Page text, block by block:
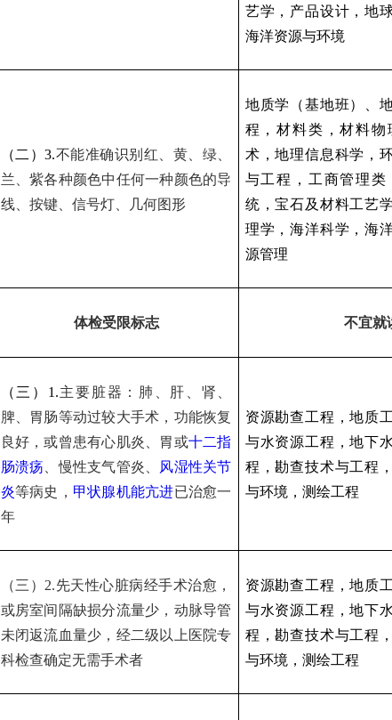
艺学，产品设计，地
海洋资源与环境
（二）3.不能准确识别红、黄、绿、
兰、紫各种颜色中任何一种颜色的导
线、按键、信号灯、几何图形
地质学（基地班）、
程，材料类，材料
术，地理信息科学，
与工程，工商管理类
统，宝石及材料工艺
理学，海洋科学，海
源管理
体检受限标志 不宜就
（三） 1.主要脏器：肺、肝、肾、
脾、胃肠等动过较大手术，功能恢复
良好，或曾患有心肌炎、胃或十二指
肠溃疡 、慢性支气管炎、 风湿性关节
炎等病史， 甲状腺机能亢进已治愈一
年
资源勘查工程，地质
与水资源工程，地下
程，勘查技术与工程
与环境，测绘工程
（三） 2.先天性心脏病经手术治愈，
或房室间隔缺损分流量少，动脉导管
未闭返流血量少，经二级以上医院专
科检查确定无需手术者
资源勘查工程，地质
与水资源工程，地下
程，勘查技术与工程
与环境，测绘工程